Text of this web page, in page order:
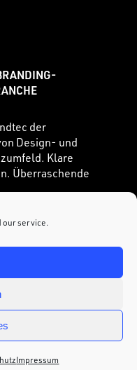
our service.
Impressum
der
Design- und
Klare
Überraschende
Kombination aus
On-